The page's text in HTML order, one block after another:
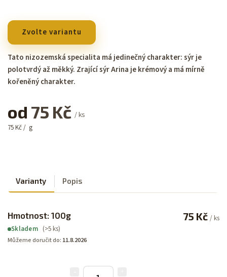
od 75 Kč / ks
75 Kč / g
Zvolte variantu
Tato nizozemská specialita má jedinečný charakter: sýr je
polotvrdý až měkký. Zrající sýr Arina je krémový a má mírně
kořeněný charakter.
Varianty Popis
Hmotnost: 100g
Skladem (>5 ks)
Můžeme doručit do: 11.8.2026
75 Kč / ks